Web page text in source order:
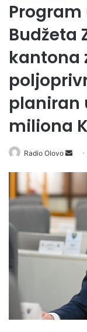
Budžeta
kantona
planiran
miliona
Radio Olovo
d
a
n
e
l